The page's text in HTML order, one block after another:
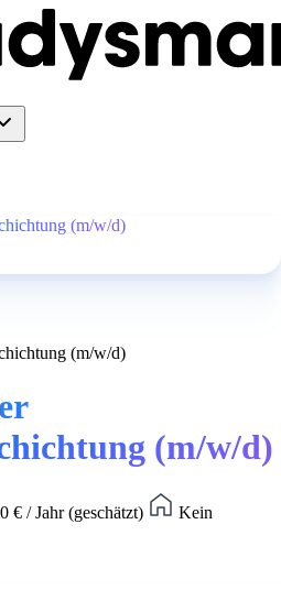
(m/w/d)
(m/w/d)
(m/w/d)
€ / Jahr (geschätzt)
Kein